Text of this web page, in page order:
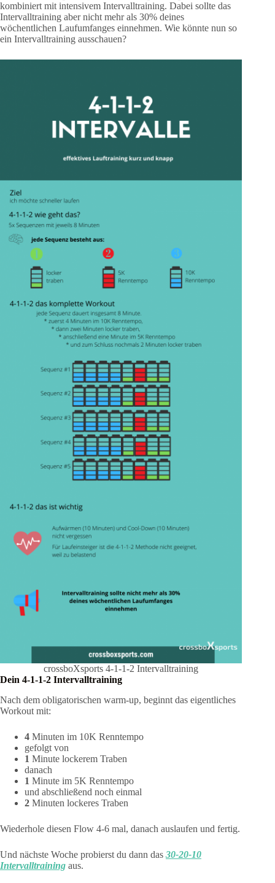
kombiniert mit intensivem Intervalltraining. Dabei sollte das
Intervalltraining aber nicht mehr als 30% deines
wöchentlichen Laufumfanges einnehmen. Wie könnte nun so
ein Intervalltraining ausschauen?
crossboXsports 4-1-1-2 Intervalltraining
Dein 4-1-1-2 Intervalltraining
Nach dem obligatorischen warm-up, beginnt das eigentliches
Workout mit:
4 Minuten im 10K Renntempo
gefolgt von
1 Minute lockerem Traben
danach
1 Minute im 5K Renntempo
und abschließend noch einmal
2 Minuten lockeres Traben
Wiederhole diesen Flow 4-6 mal, danach auslaufen und fertig.
Und nächste Woche probierst du dann das 30-20-10
Intervalltraining aus.